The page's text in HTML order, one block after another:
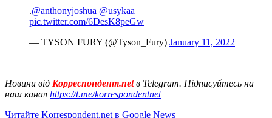
.@anthonyjoshua @usykaa
pic.twitter.com/6DesK8peGw
— TYSON FURY (@Tyson_Fury) January 11, 2022
Новини від Корреспондент.netв Telegram. Підписуйтесь на
наш канал https://t.me/korrespondentnet
Читайте Korrespondent.net в Google News